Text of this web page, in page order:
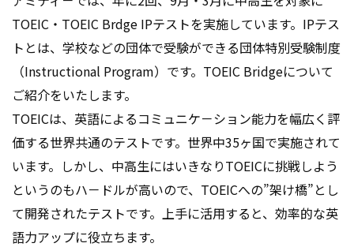
TOEIC・TOEIC Brdge IPテストを実施しています。IPテス
トとは、学校などの団体で受験ができる団体特別受験制度
（Instructional Program）です。TOEIC Bridgeについて
ご紹介をいたします。
TOEICは、英語によるコミュニケ－ション能力を幅広く評
価する世界共通のテストです。世界中35ヶ国で実施されて
います。しかし、中高生にはいきなりTOEICに挑戦しよう
というのもハ－ドルが高いので、TOEICへの”架け橋”とし
て開発されたテストです。上手に活用すると、効率的な英
語力アップに役立ちます。